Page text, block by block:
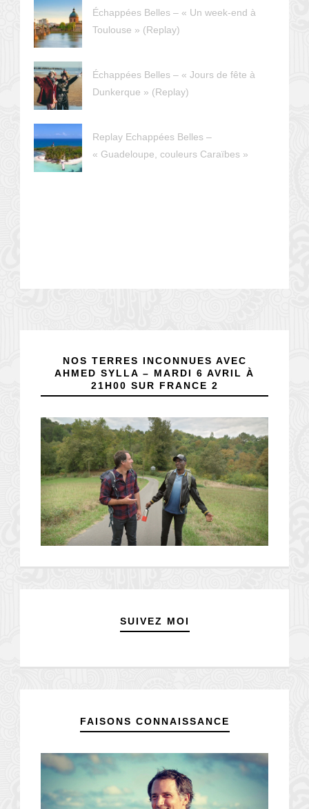
Échappées Belles – « Un week-end à
Toulouse » (Replay)
Échappées Belles – « Jours de fête à
Dunkerque » (Replay)
Replay Echappées Belles –
« Guadeloupe, couleurs Caraïbes »
NOS TERRES INCONNUES AVEC
AHMED SYLLA – MARDI 6 AVRIL À
21H00 SUR FRANCE 2
SUIVEZ MOI
FAISONS CONNAISSANCE